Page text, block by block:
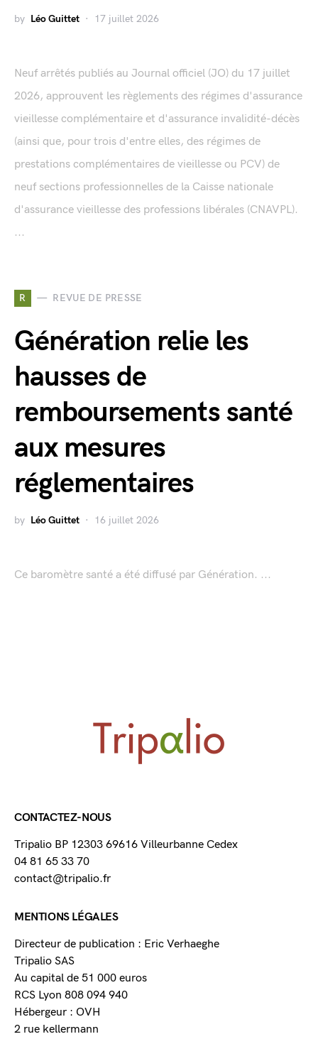
by Léo Guittet 17 juillet 2026
Neuf arrêtés publiés au Journal officiel (JO) du 17 juillet
2026, approuvent les règlements des régimes d'assurance
vieillesse complémentaire et d'assurance invalidité-décès
(ainsi que, pour trois d'entre elles, des régimes de
prestations complémentaires de vieillesse ou PCV) de
neuf sections professionnelles de la Caisse nationale
d'assurance vieillesse des professions libérales (CNAVPL).
...
R REVUE DE PRESSE
Génération relie les
hausses de
remboursements santé
aux mesures
réglementaires
by Léo Guittet 16 juillet 2026
Ce baromètre santé a été diffusé par Génération. ...
CONTACTEZ-NOUS
Tripalio BP 12303 69616 Villeurbanne Cedex
04 81 65 33 70
contact@tripalio.fr
MENTIONS LÉGALES
Directeur de publication : Eric Verhaeghe
Tripalio SAS
Au capital de 51 000 euros
RCS Lyon 808 094 940
Hébergeur : OVH
2 rue kellermann